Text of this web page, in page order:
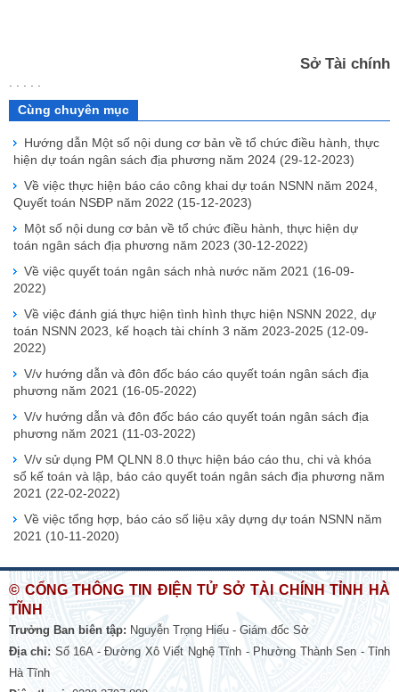
Sở Tài chính
Cùng chuyên mục
Hướng dẫn Một số nội dung cơ bản về tổ chức điều hành, thực
hiện dự toán ngân sách địa phương năm 2024 (29-12-2023)
Về việc thực hiện báo cáo công khai dự toán NSNN năm 2024,
Quyết toán NSĐP năm 2022 (15-12-2023)
Một số nội dung cơ bản về tổ chức điều hành, thực hiện dự
toán ngân sách địa phương năm 2023 (30-12-2022)
Về việc quyết toán ngân sách nhà nước năm 2021 (16-09-
2022)
Về việc đánh giá thực hiện tình hình thực hiện NSNN 2022, dự
toán NSNN 2023, kế hoạch tài chính 3 năm 2023-2025 (12-09-
2022)
V/v hướng dẫn và đôn đốc báo cáo quyết toán ngân sách địa
phương năm 2021 (16-05-2022)
V/v hướng dẫn và đôn đốc báo cáo quyết toán ngân sách địa
phương năm 2021 (11-03-2022)
V/v sử dụng PM QLNN 8.0 thực hiện báo cáo thu, chi và khóa
sổ kế toán và lập, báo cáo quyết toán ngân sách địa phương năm
2021 (22-02-2022)
Về việc tổng hợp, báo cáo số liệu xây dựng dự toán NSNN năm
2021 (10-11-2020)
© CỔNG THÔNG TIN ĐIỆN TỬ SỞ TÀI CHÍNH TỈNH HÀ
TĨNH
Trưởng Ban biên tập: Nguyễn Trọng Hiếu - Giám đốc Sở
Địa chỉ: Số 16A - Đường Xô Viết Nghệ Tĩnh - Phường Thành Sen - Tỉnh
Hà Tĩnh